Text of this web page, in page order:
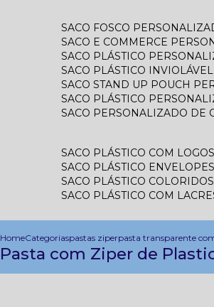
SACO FOSCO
SACO E COMMERCE
SACO PLÁSTICO
SACO PLÁSTICO
SACO STAND UP POUCH
SACO PLÁSTICO
SACO PERSONALIZADO
SACO PLÁSTICO COM LOGO
SACO PLÁSTICO ENVELOPE
SACO PLÁSTICO COLORIDO
SACO PLÁSTICO COM LACRE
HomeCategoriaspastas ziperpasta transparente
Pasta com Ziper de